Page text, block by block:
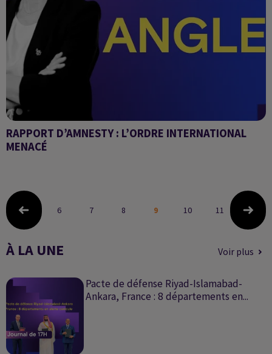
RAPPORT D’AMNESTY : L’ORDRE INTERNATIONAL
MENACÉ
6 7 8 9 10 11 12
À LA UNE Voir plus
Pacte de défense Riyad-Islamabad-
Ankara, France : 8 départements en...